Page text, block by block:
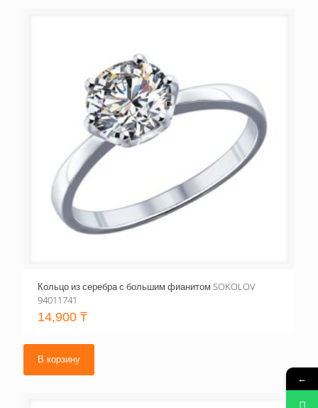
Кольцо из серебра с большим фианитом SOKOLOV
94011741
14,900 ₸
В корзину
←